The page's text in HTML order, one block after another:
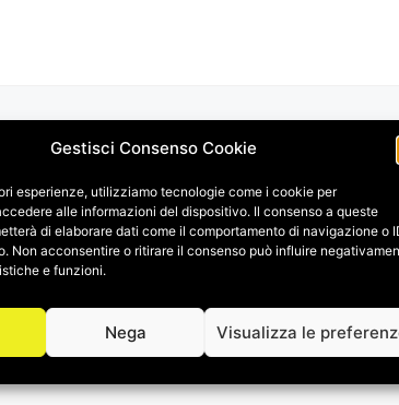
Gestisci Consenso Cookie
esperienze, utilizziamo tecnologie come i cookie per
alle informazioni del dispositivo. Il consenso a queste
di elaborare dati come il comportamento di navigazione o
Non acconsentire o ritirare il consenso può influire
e funzioni.
Nega Visualizza le